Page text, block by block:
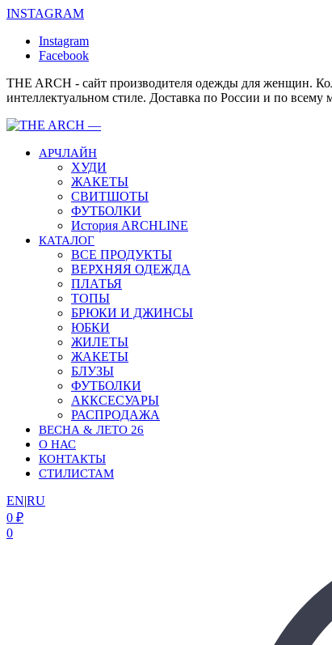
INSTAGRAM
Instagram
Facebook
THE ARCH - сайт производителя одежды для женщин.
интеллектуальном стиле. Доставка по России и по всему
АРЧЛАЙН
ХУДИ
ЖАКЕТЫ
СВИТШОТЫ
ФУТБОЛКИ
История ARCHLINE
КАТАЛОГ
ВСЕ ПРОДУКТЫ
ВЕРХНЯЯ ОДЕЖДА
ПЛАТЬЯ
ТОПЫ
БРЮКИ И ДЖИНСЫ
ЮБКИ
ЖИЛЕТЫ
ЖАКЕТЫ
БЛУЗЫ
ФУТБОЛКИ
АККСЕСУАРЫ
РАСПРОДАЖА
ВЕСНА & ЛЕТО 26
О НАС
КОНТАКТЫ
СТИЛИСТАМ
EN|RU
0 ₽
0